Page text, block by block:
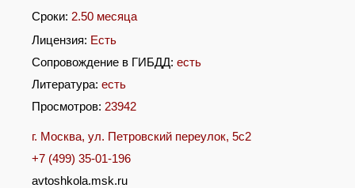
Сроки: 2.50 месяца
Лицензия: Есть
Сопровождение в ГИБДД: есть
Литература: есть
Просмотров: 23942
г. Москва, ул. Петровский переулок, 5с2
+7 (499) 35-01-196
avtoshkola.msk.ru